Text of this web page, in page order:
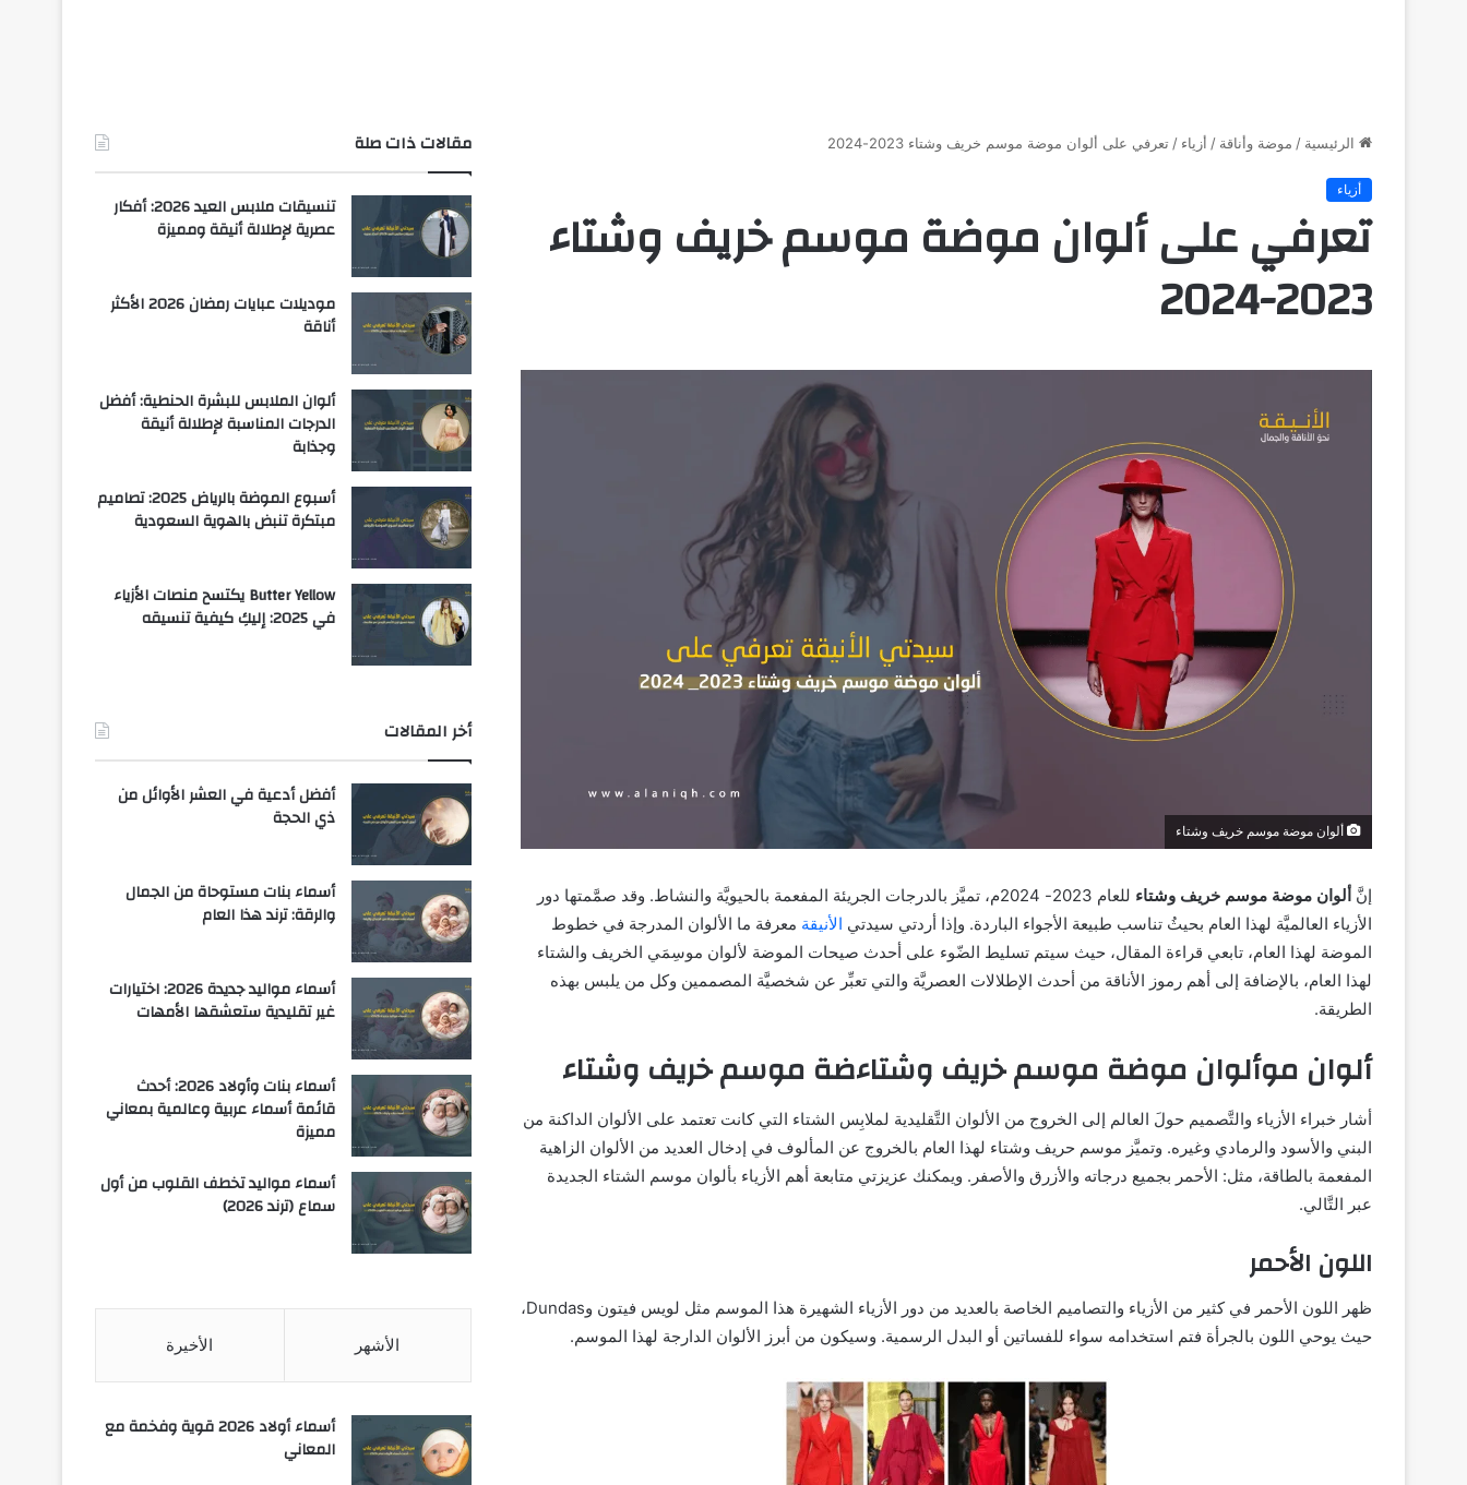
الرئيسية / موضة وأناقة / أزياء / تعرفي على ألوان موضة موسم خريف وشتاء 2023-2024
أزياء
تعرفي على ألوان موضة موسم خريف وشتاء
2023-2024
ألوان موضة موسم خريف وشتاء
إنَّ ألوان موضة موسم خريف وشتاء
للعام 2023- 2024م، تميَّز بالدرجات الجريئة المفعمة بالحيويَّة والنشاط. وقد صمَّمتها دور
الأزياء العالميَّة لهذا العام بحيثُ تناسب طبيعة الأجواء الباردة. وإذا أردتي سيدتي الأنيقة معرفة ما الألوان المدرجة في خطوط
الموضة لهذا العام، تابعي قراءة المقال، حيث سيتم تسليط الضّوء على أحدث صيحات الموضة لألوان موسِمَي الخريف والشتاء
لهذا العام، بالإضافة إلى أهم رموز الأناقة من أحدث الإطلالات العصريَّة والتي تعبِّر عن شخصيَّة المصممين وكل من يلبس بهذه
الطريقة.
ألوان موألوان موضة موسم خريف وشتاءضة موسم خريف وشتاء
أشار خبراء الأزياء والتَّصميم حولَ العالم إلى الخروج من الألوان التَّقليدية لملابِس الشتاء التي كانت تعتمد على الألوان الداكنة من
البني والأسود والرمادي وغيره. وتميَّز موسم حريف وشتاء لهذا العام بالخروج عن المألوف في إدخال العديد من الألوان الزاهية
المفعمة بالطاقة، مثل: الأحمر بجميع درجاته والأزرق والأصفر. ويمكنك عزيزتي متابعة أهم الأزياء بألوان موسم الشتاء الجديدة
عبر التَّالي.
اللون الأحمر
ظهر اللون الأحمر في كثير من الأزياء والتصاميم الخاصة بالعديد من دور الأزياء الشهيرة هذا الموسم مثل لويس فيتون وDundas،
حيث يوحي اللون بالجرأة فتم استخدامه سواء للفساتين أو البدل الرسمية. وسيكون من أبرز الألوان الدارجة لهذا الموسم.
مقالات ذات صلة
تنسيقات ملابس العيد 2026: أفكار
عصرية لإطلالة أنيقة ومميزة
موديلات عبايات رمضان 2026 الأكثر
أناقة
ألوان الملابس للبشرة الحنطية: أفضل
الدرجات المناسبة لإطلالة أنيقة
وجذابة
أسبوع الموضة بالرياض 2025: تصاميم
مبتكرة تنبض بالهوية السعودية
Butter Yellow يكتسح منصات الأزياء
في 2025: إليكِ كيفية تنسيقه
أخر المقالات
أفضل أدعية في العشر الأوائل من
ذي الحجة
أسماء بنات مستوحاة من الجمال
والرقة: ترند هذا العام
أسماء مواليد جديدة 2026: اختيارات
غير تقليدية ستعشقها الأمهات
أسماء بنات وأولاد 2026: أحدث
قائمة أسماء عربية وعالمية بمعاني
مميزة
أسماء مواليد تخطف القلوب من أول
سماع (ترند 2026)
الأشهر الأخيرة
أسماء أولاد 2026 قوية وفخمة مع
المعاني